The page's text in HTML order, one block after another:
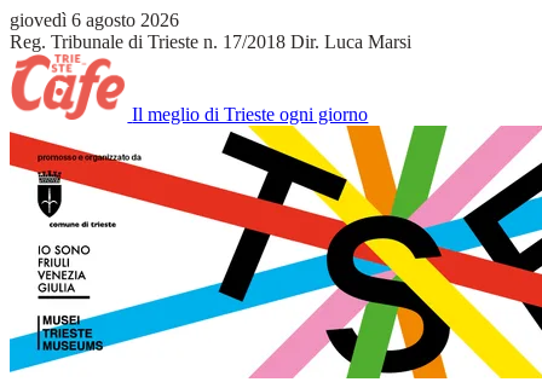
giovedì 6 agosto 2026
Reg. Tribunale di Trieste n. 17/2018 Dir. Luca Marsi
Il meglio di Trieste ogni giorno